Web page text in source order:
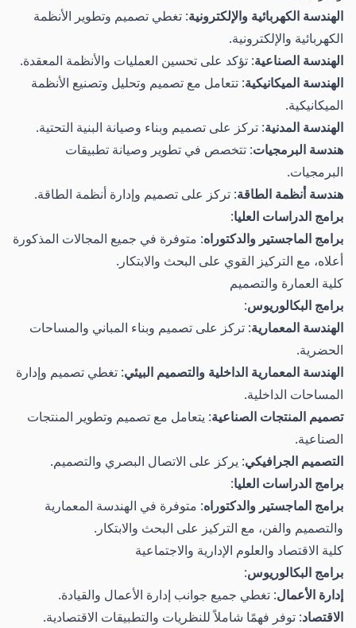
الهندسة الكهربائية والإلكترونية: تغطي تصميم وتطوير الأنظمة
الكهربائية والإلكترونية.
الهندسة الصناعية: تؤكد على تحسين العمليات والأنظمة المعقدة.
الهندسة الميكانيكية: تتعامل مع تصميم وتحليل وتصنيع الأنظمة
الميكانيكية.
الهندسة المدنية: تركز على تصميم وبناء وصيانة البنية التحتية.
هندسة البرمجيات: تتخصص في تطوير وصيانة تطبيقات
البرمجيات.
هندسة أنظمة الطاقة: تركز على تصميم وإدارة أنظمة الطاقة.
برامج الدراسات العليا:
برامج الماجستير والدكتوراه: متوفرة في جميع المجالات المذكورة
أعلاه، مع التركيز القوي على البحث والابتكار.
كلية العمارة والتصميم
برامج البكالوريوس:
الهندسة المعمارية: تركز على تصميم وبناء المباني والمساحات
الحضرية.
الهندسة المعمارية الداخلية والتصميم البيئي: تغطي تصميم وإدارة
المساحات الداخلية.
تصميم المنتجات الصناعية: يتعامل مع تصميم وتطوير المنتجات
الصناعية.
التصميم الجرافيكي: يركز على الاتصال البصري والتصميم.
برامج الدراسات العليا:
برامج الماجستير والدكتوراه: متوفرة في الهندسة المعمارية
والتصميم والفن، مع التركيز على البحث والابتكار.
كلية الاقتصاد والعلوم الإدارية والاجتماعية
برامج البكالوريوس:
إدارة الأعمال: تغطي جميع جوانب إدارة الأعمال والقيادة.
الاقتصاد: توفر فهمًا شاملاً للنظريات والتطبيقات الاقتصادية.